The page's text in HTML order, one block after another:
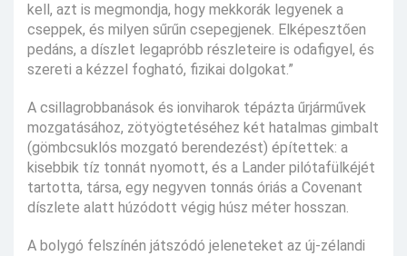
kell, azt is megmondja, hogy mekkorák legyenek a
cseppek, és milyen sűrűn csepegjenek. Elképesztően
pedáns, a díszlet legapróbb részleteire is odafigyel, és
szereti a kézzel fogható, fizikai dolgokat.”
A csillagrobbanások és ionviharok tépázta űrjárművek
mozgatásához, zötyögtetéséhez két hatalmas gimbalt
(gömbcsuklós mozgató berendezést) építettek: a
kisebbik tíz tonnát nyomott, és a Lander pilótafülkéjét
tartotta, társa, egy negyven tonnás óriás a Covenant
díszlete alatt húzódott végig húsz méter hosszan.
A bolygó felszínén játszódó jeleneteket az új-zélandi